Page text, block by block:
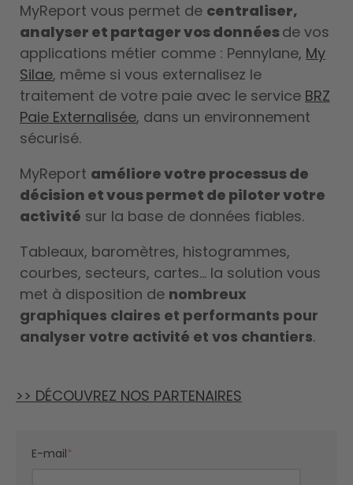
MyReport vous permet de centraliser,
analyser et partager vos donnéesde vos
applications métier comme : Pennylane, My
Silae, même si vous externalisez le
traitement de votre paie avec le service BRZ
Paie Externalisée, dans un environnement
sécurisé.
MyReport améliore votre processus de
décision et vous permet de piloter votre
activité sur la base de données fiables.
Tableaux, baromètres, histogrammes,
courbes, secteurs, cartes… la solution vous
met à disposition de nombreux
graphiques claires et performants pour
analyser votre activité et vos chantiers.
>> DÉCOUVREZ NOS PARTENAIRES
E-mail*